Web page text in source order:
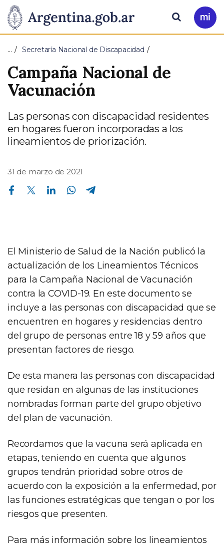
Presidencia
de
la
Nación
Pasar al contenido principal
Ir
a
Buscar
… Secretaría Nacional de Discapacidad
Campaña Nacional de
Vacunación
Las personas con discapacidad residentes
en hogares fueron incorporadas a los
lineamientos de priorización.
31 de marzo de 2021
Compartir en Facebook Compartir en Twitter Compartir en Linkedin Compartir en Whatsapp
El Ministerio de Salud de la Nación publicó la
actualización de los Lineamientos Técnicos
para la Campaña Nacional de Vacunación
contra la COVID-19. En este documento se
incluye a las personas con discapacidad que se
encuentren en hogares y residencias dentro
del grupo de personas entre 18 y 59 años que
presentan factores de riesgo.
De esta manera las personas con discapacidad
que residan en algunas de las instituciones
nombradas forman parte del grupo objetivo
del plan de vacunación.
Recordamos que la vacuna será aplicada en
etapas, teniendo en cuenta que algunos
grupos tendrán prioridad sobre otros de
acuerdo con la exposición a la enfermedad, por
las funciones estratégicas que tengan o por los
riesgos que presenten.
Para más información sobre los lineamientos